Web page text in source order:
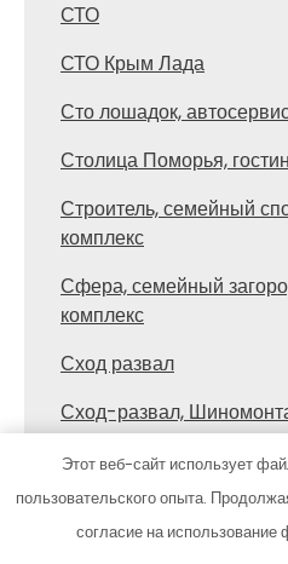
СТО
СТО Крым Лада
Сто лошадок,
Столица Поморья,
Строитель, семейный
комплекс
Сфера, семейный
комплекс
Сход развал
Сход-развал,
Сывлах, Баня №3
Темерницкий,
комплекс
Этот веб-сайт использует
пользовательского опыта.
согласие на